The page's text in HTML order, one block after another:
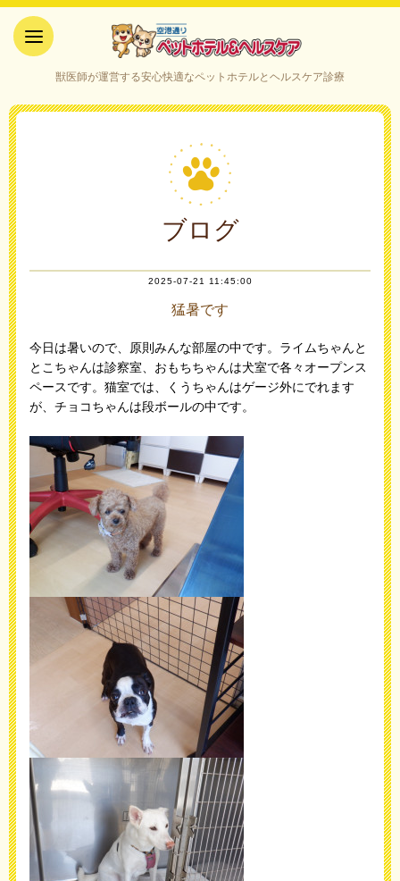
ケア｜山口県宇部市
獣医師が運営する安心快適なペットホテルとヘルスケア診療
ブログ
2025-07-21 11:45:00
猛暑です
今日は暑いので、原則みんな部屋の中です。ライムちゃんと
とこちゃんは診察室、おもちちゃんは犬室で各々オープンス
ペースです。猫室では、くうちゃんはゲージ外にでれます
が、チョコちゃんは段ボールの中です。